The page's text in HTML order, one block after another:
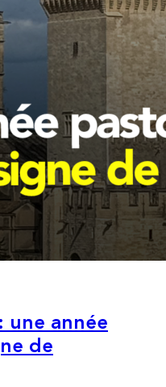
une année
de